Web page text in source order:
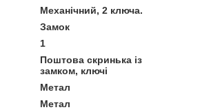
Механічний, 2 ключа.
Замок
1
Поштова скринька із
замком, ключі
Метал
Метал